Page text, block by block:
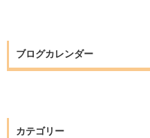
ブログカレンダー
カテゴリー